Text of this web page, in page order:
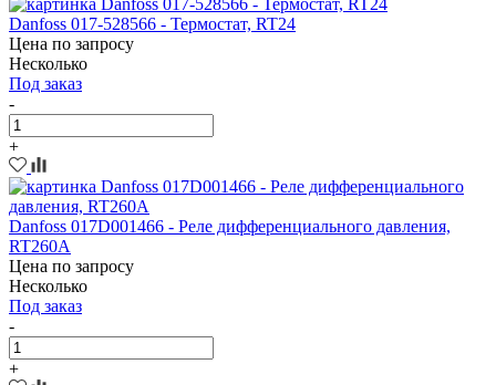
Danfoss 017-528566 - Термостат, RT24
Цена по запросу
Несколько
Под заказ
-
+
Danfoss 017D001466 - Реле дифференциального давления,
RT260A
Цена по запросу
Несколько
Под заказ
-
+